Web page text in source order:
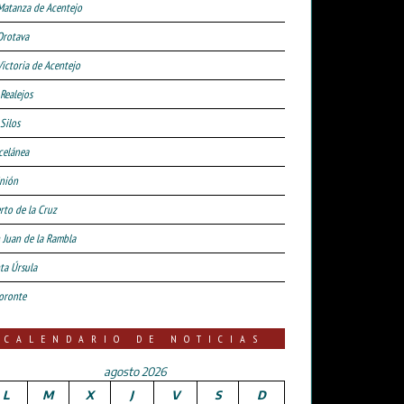
de Acentejo
de Acentejo
de la Cruz
Juan de la Rambla
Úrsula
CALENDARIO DE NOTICIAS
agosto 2026
L
M X J V S D